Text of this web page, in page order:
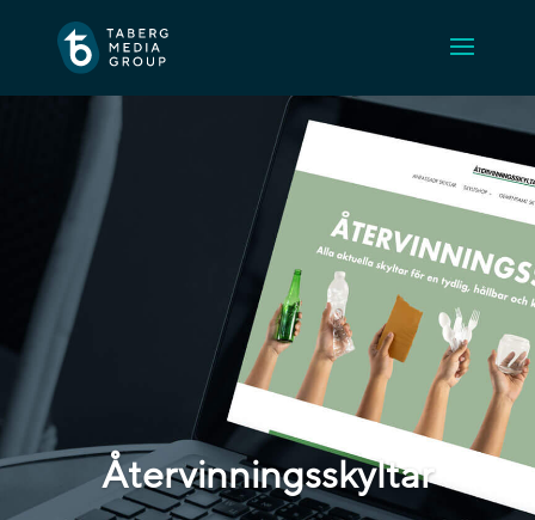
Återvinningsskyltar